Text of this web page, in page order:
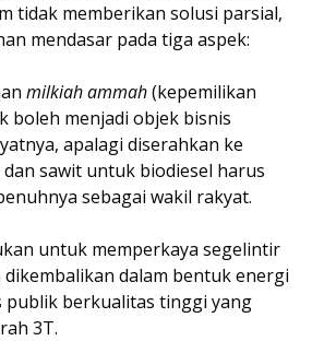
tidak memberikan solusi parsial,
mendasar pada tiga aspek:
milkiah ammah(kepemilikan
boleh menjadi objek bisnis
apalagi diserahkan ke
sawit untuk biodiesel harus
sebagai wakil rakyat.
untuk memperkaya segelintir
dalam bentuk energi
publik berkualitas tinggi yang
3T.